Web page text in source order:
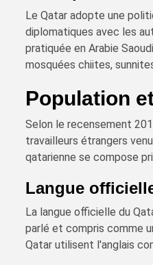
Le Qatar adopte une
diplomatiques avec les
pratiquée en Arabie
mosquées chiites,
Population
Selon le recensement
travailleurs étrangers
qatarienne se compose
Langue
La langue officielle du
parlé et compris comme
Qatar utilisent l'anglais